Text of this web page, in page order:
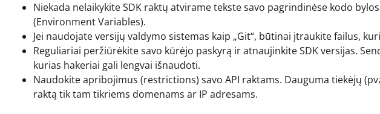
Niekada nelaikykite SDK raktų atvirame tekste savo pagrindinėse kodo
(Environment Variables).
Jei naudojate versijų valdymo sistemas kaip „Git“, būtinai įtraukite failus,
Reguliariai peržiūrėkite savo kūrėjo paskyrą ir atnaujinkite SDK versijas.
kurias hakeriai gali lengvai išnaudoti.
Naudokite apribojimus (restrictions) savo API raktams. Dauguma tiekėjų
raktą tik tam tikriems domenams ar IP adresams.